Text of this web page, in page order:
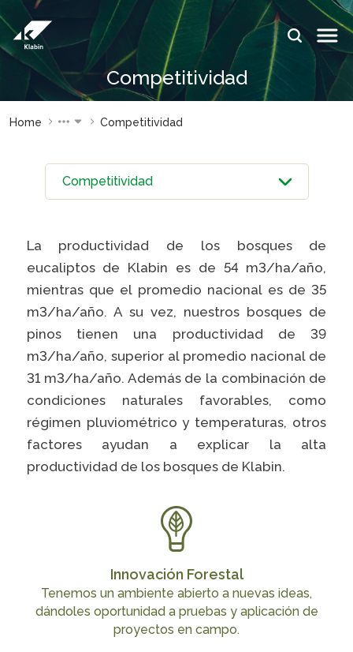
Saltar al contenido principal
Competitividad
IDIOMAS:
ES
Relações
investidor
Sostenibilidad
Plante com a
Klabin
Parada
general
Painel ASG
Klabin
ouvidoria
Eukaliner
Reporte
Programa
Caiubi
Prosas
VER LISTA COMPLETA
Home Competitividad
La productividad de los bosques de
eucaliptos de Klabin es de 54 m3/ha/año,
mientras que el promedio nacional es de 35
m3/ha/año. A su vez, nuestros bosques de
pinos tienen una productividad de 39
m3/ha/año, superior al promedio nacional de
31 m3/ha/año. Además de la combinación de
condiciones naturales favorables, como
régimen pluviométrico y temperaturas, otros
factores ayudan a explicar la alta
productividad de los bosques de Klabin.
Innovación Forestal
Tenemos un ambiente abierto a nuevas ideas,
dándoles oportunidad a pruebas y aplicación de
proyectos en campo.